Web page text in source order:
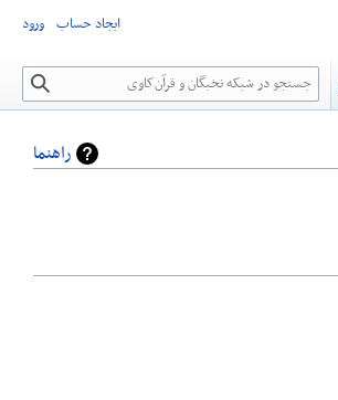
راهنما
ایجاد حساب ورود
جستجو